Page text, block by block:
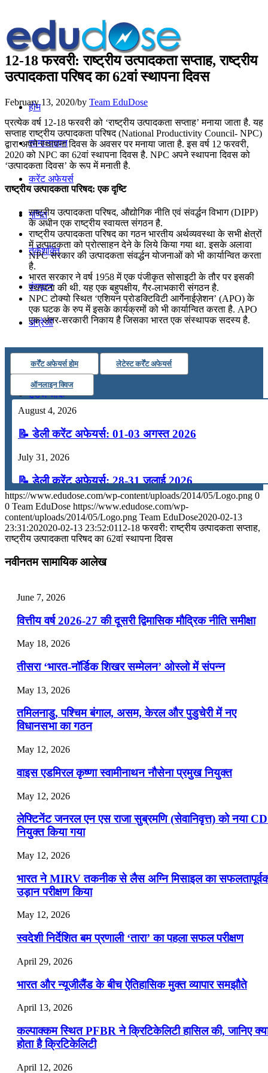
होम
सामान्यज्ञान
करेंट अफेयर्स
गणित
तर्कशक्ति
कंप्यूटर
अंग्रेजी
मॉक टेस्ट
टुडेज जीके
Menu Menu
12-18 फरवरी: राष्ट्रीय उत्पादकता सप्ताह, राष्ट्रीय
उत्पादकता परिषद का 62वां स्थापना दिवस
February 13, 2020/by Team EduDose
प्रत्येक वर्ष 12-18 फरवरी को ‘राष्ट्रीय उत्पादकता सप्ताह’ मनाया जाता है. यह
सप्ताह राष्ट्रीय उत्पादकता परिषद (National Productivity Council- NPC)
द्वारा अपने स्थापना दिवस के अवसर पर मनाया जाता है. इस वर्ष 12 फरवरी,
2020 को NPC का 62वां स्थापना दिवस है. NPC अपने स्थापना दिवस को
‘उत्पादकता दिवस’ के रूप में मनाती है.
राष्ट्रीय उत्‍पादकता परिषद: एक दृष्टि
राष्ट्रीय उत्पादकता परिषद, औद्योगिक नीति एवं संवर्द्धन विभाग (DIPP)
के अधीन एक राष्‍ट्रीय स्‍वायत्‍त संगठन है.
राष्ट्रीय उत्पादकता परिषद का गठन भारतीय अर्थव्यवस्था के सभी क्षेत्रों
में उत्‍पादकता को प्रोत्साहन देने के लिये किया गया था. इसके अलावा
NPC सरकार की उत्‍पादकता संवर्द्धन योजनाओं को भी कार्यान्‍वित करता
है.
भारत सरकार ने वर्ष 1958 में एक पंजीकृत सोसाइटी के तौर पर इसकी
स्‍थापना की थी. यह एक बहुपक्षीय, गैर-लाभकारी संगठन है.
NPC टोक्यो स्थित ‘एशियन प्रोडक्‍टिविटी आर्गेनाईज़ेशन’ (APO) के
एक घटक के रुप में इसके कार्यक्रमों को भी कार्यान्‍वित करता है. APO
एक अंतर-सरकारी निकाय है जिसका भारत एक संस्‍थापक सदस्‍य है.
कर्रेंट अफेयर्स होम लेटेस्ट कर्रेंट अफेयर्स
ऑनलाइन क्विज
August 4, 2026
📝 डेली करेंट अफेयर्स: 01-03 अगस्त 2026
July 31, 2026
📝 डेली करेंट अफेयर्स: 28-31 जुलाई 2026
July 28, 2026
📝 डेली करेंट अफेयर्स: 25-27 जुलाई 2026
July 22, 2026
📝 डेली करेंट अफेयर्स: 19-21 जुलाई 2026
July 19, 2026
📝 डेली करेंट अफेयर्स: 16-18 जुलाई 2026
July 16, 2026
📝 डेली करेंट अफेयर्स: 13-15 जुलाई 2026
https://www.edudose.com/wp-content/uploads/2014/05/Logo.png 0
0 Team EduDose https://www.edudose.com/wp-
content/uploads/2014/05/Logo.png Team EduDose2020-02-13
23:31:202020-02-13 23:52:0112-18 फरवरी: राष्ट्रीय उत्पादकता सप्ताह,
राष्ट्रीय उत्पादकता परिषद का 62वां स्थापना दिवस
नवीनतम सामायिक आलेख
June 7, 2026
वित्तीय वर्ष 2026-27 की दूसरी द्विमासिक मौद्रिक नीति समीक्षा
May 18, 2026
तीसरा ‘भारत-नॉर्डिक शिखर सम्मेलन’ ओस्लो में संपन्न
May 13, 2026
तमिलनाडु, पश्चिम बंगाल, असम, केरल और पुडुचेरी में नए
विधानसभा का गठन
May 12, 2026
वाइस एडमिरल कृष्णा स्वामीनाथन नौसेना प्रमुख नियुक्त
May 12, 2026
लेफ्टिनेंट जनरल एन एस राजा सुब्रमणि (सेवानिवृत्त) को नया
नियुक्त किया गया
May 12, 2026
भारत ने MIRV तकनीक से लैस अग्नि मिसाइल का
उड़ान परीक्षण किया
May 12, 2026
स्वदेशी निर्देशित बम प्रणाली ‘तारा’ का पहला सफल परीक्षण
April 29, 2026
भारत और न्यूजीलैंड के बीच ऐतिहासिक मुक्त व्यापार समझौते
April 13, 2026
कल्पाक्कम स्थित PFBR ने क्रिटिकेलिटी हासिल की, जानिए
होता है क्रिटिकेलिटी
April 12, 2026